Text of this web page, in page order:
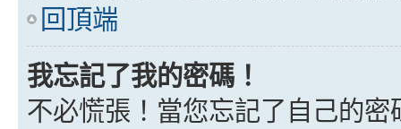
回頂端
我忘記了我的密碼！
不必慌張！當您忘記了自己的